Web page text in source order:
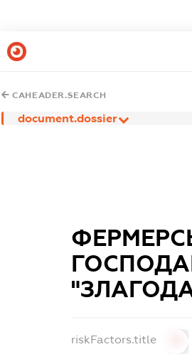
CAHEADER.SEARCH
document.dossier
riskFactors.title